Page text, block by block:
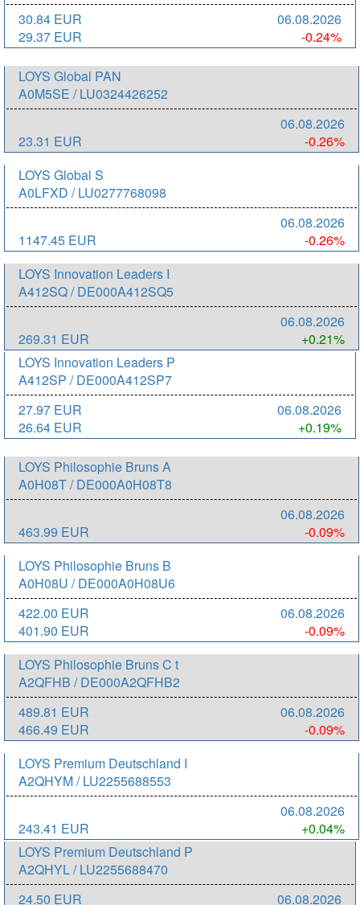
30.84 EUR
29.37 EUR
06.08.2026
-0.24%
LOYS Global PAN
A0M5SE / LU0324426252
23.31 EUR
06.08.2026
-0.26%
LOYS Global S
A0LFXD / LU0277768098
1147.45 EUR
06.08.2026
-0.26%
LOYS Innovation Leaders I
A412SQ / DE000A412SQ5
269.31 EUR
06.08.2026
+0.21%
LOYS Innovation Leaders P
A412SP / DE000A412SP7
27.97 EUR
26.64 EUR
06.08.2026
+0.19%
LOYS Philosophie Bruns A
A0H08T / DE000A0H08T8
463.99 EUR
06.08.2026
-0.09%
LOYS Philosophie Bruns B
A0H08U / DE000A0H08U6
422.00 EUR
401.90 EUR
06.08.2026
-0.09%
LOYS Philosophie Bruns C t
A2QFHB / DE000A2QFHB2
489.81 EUR
466.49 EUR
06.08.2026
-0.09%
LOYS Premium Deutschland I
A2QHYM / LU2255688553
243.41 EUR
06.08.2026
+0.04%
LOYS Premium Deutschland P
A2QHYL / LU2255688470
24.50 EUR
06.08.2026